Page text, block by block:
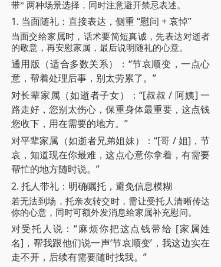
带” 两种场景选择，同时注意避开禁忌表述。
1. 当面随礼：直接表达，侧重 “慰问 + 哀悼”
当面交给家属时，话术要简短真诚，先表达对逝者
的敬意，再安慰家属，最后说明随礼的心意。
通用版（适合多数关系）：“节哀顺变，一点心
意，帮着处理后事，别太劳累了。”
对长辈家属（如逝者子女）：“[叔叔 / 阿姨] 一
路走好，您别太伤心，保重身体最重要，这点钱
您收下，用在需要的地方。”
对平辈家属（如逝者兄弟姐妹）：“[哥 / 姐]，节
哀，知道现在你最难，这点心意你拿着，有需要
帮忙的地方随时说。”
2. 托人带礼：明确嘱托，避免信息模糊
若无法到场，托亲友转交时，需让受托人清晰传达
你的心意，同时可额外发消息给家属补充慰问。
对受托人说：“麻烦你把这点钱带给 [家属姓
名]，帮我跟他们说一声‘节哀顺变’，我这边实在
走不开，后续有需要随时找我。”